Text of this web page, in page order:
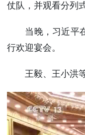
仗队，并观看分列式
当晚，习近平
行欢迎宴会。
王毅、王小洪